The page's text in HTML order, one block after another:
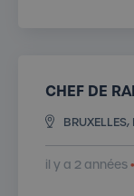
CHEF DE
il y a 2 années